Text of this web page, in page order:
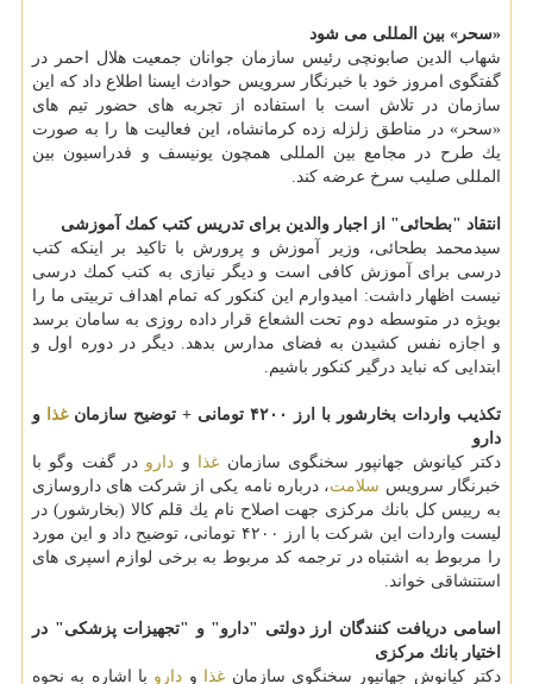
«سحر» بین المللی می شود
شهاب الدین صابونچی رئیس سازمان جوانان جمعیت هلال احمر در
گفتگوی امروز خود با خبرنگار سرویس حوادث ایسنا اطلاع داد كه این
سازمان در تلاش است با استفاده از تجربه های حضور تیم های
«سحر» در مناطق زلزله زده كرمانشاه، این فعالیت ها را به صورت
یك طرح در مجامع بین المللی همچون یونیسف و فدراسیون بین
المللی صلیب سرخ عرضه كند.
انتقاد "بطحائی" از اجبار والدین برای تدریس كتب كمك آموزشی
سیدمحمد بطحائی، وزیر آموزش و پرورش با تاكید بر اینكه كتب
درسی برای آموزش كافی است و دیگر نیازی به كتب كمك درسی
نیست اظهار داشت: امیدوارم این كنكور كه تمام اهداف تربیتی ما را
بویژه در متوسطه دوم تحت الشعاع قرار داده روزی به سامان برسد
و اجازه نفس كشیدن به فضای مدارس بدهد. دیگر در دوره اول و
ابتدایی كه نباید درگیر كنكور باشیم.
تكذیب واردات بخارشور با ارز ۴۲۰۰ تومانی + توضیح سازمان غذا و
دارو
دكتر كیانوش جهانپور سخنگوی سازمان غذا و دارو در گفت وگو با
خبرنگار سرویس سلامت، درباره نامه یكی از شركت های داروسازی
به رییس كل بانك مركزی جهت اصلاح نام یك قلم كالا (بخارشور) در
لیست واردات این شركت با ارز ۴۲۰۰ تومانی، توضیح داد و این مورد
را مربوط به اشتباه در ترجمه كد مربوط به برخی لوازم اسپری های
استنشاقی خواند.
اسامی دریافت كنندگان ارز دولتی "دارو" و "تجهیزات پزشكی" در
اختیار بانك مركزی
دكتر كیانوش جهانپور سخنگوی سازمان غذا و دارو با اشاره به نحوه